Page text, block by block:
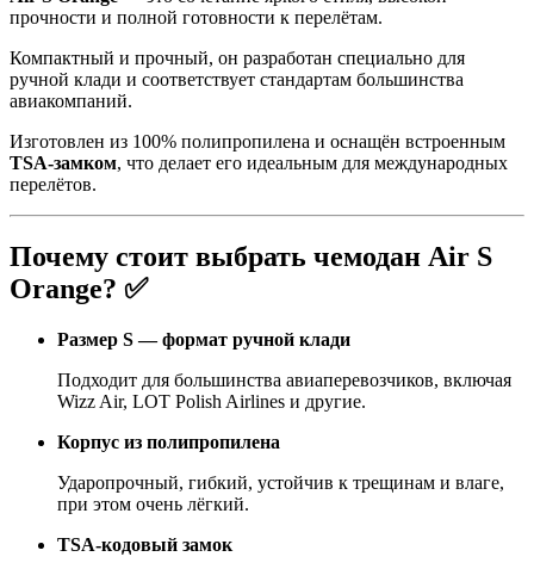
прочности и полной готовности к перелётам.
Компактный и прочный, он разработан специально для
ручной клади и соответствует стандартам большинства
авиакомпаний.
Изготовлен из 100% полипропилена и оснащён встроенным
TSA-замком, что делает его идеальным для международных
перелётов.
Почему стоит выбрать чемодан Air S
Orange? ✅
Размер S — формат ручной клади
Подходит для большинства авиаперевозчиков, включая
Wizz Air, LOT Polish Airlines и другие.
Корпус из полипропилена
Ударопрочный, гибкий, устойчив к трещинам и влаге,
при этом очень лёгкий.
TSA-кодовый замок